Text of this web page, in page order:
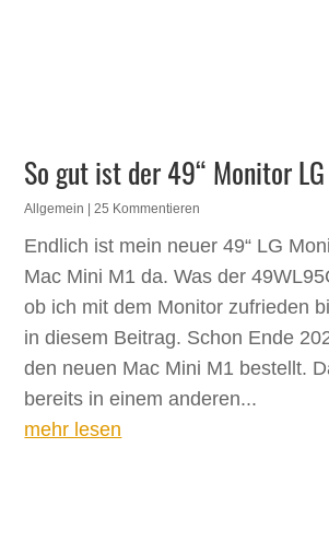
So gut ist der 49“ Monitor
Allgemein | 25 Kommentieren
Endlich ist mein neuer 49“ LG
Mac Mini M1 da. Was der
ob ich mit dem Monitor zufrieden
in diesem Beitrag. Schon Ende
den neuen Mac Mini M1 bestellt.
bereits in einem anderen...
mehr lesen